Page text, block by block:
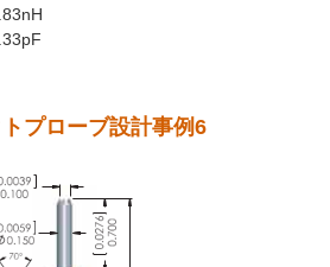
プローブ設計事例6